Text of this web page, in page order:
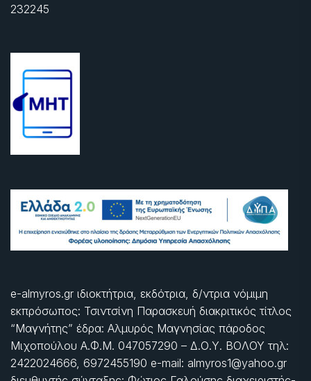
232245
e-almyros.gr ιδιοκτήτρια, εκδότρια, δ/ντρια νόμιμη
εκπρόσωπος: Τσιντσίνη Παρασκευή διακριτικός τίτλος
“Μαγνήτης” έδρα: Αλμυρός Μαγνησίας πάροδος
Μιχοπούλου Α.Φ.Μ. 047057290 – Δ.Ο.Υ. ΒΟΛΟΥ τηλ:
2422024666, 6972455190 e-mail: almyros1@yahoo.gr